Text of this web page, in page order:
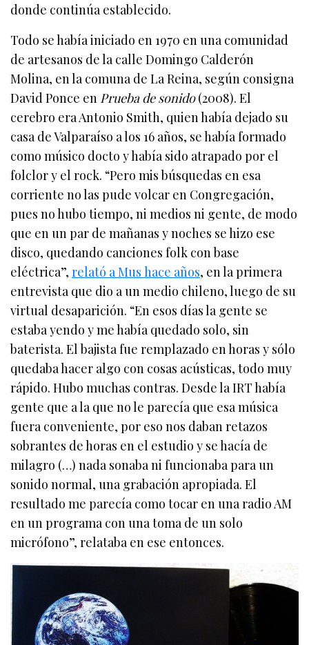
donde continúa establecido.
Todo se había iniciado en 1970 en una comunidad
de artesanos de la calle Domingo Calderón
Molina, en la comuna de La Reina, según consigna
David Ponce en Prueba de sonido(2008). El
cerebro era Antonio Smith, quien había dejado su
casa de Valparaíso a los 16 años, se había formado
como músico docto y había sido atrapado por el
folclor y el rock. “Pero mis búsquedas en esa
corriente no las pude volcar en Congregación,
pues no hubo tiempo, ni medios ni gente, de modo
que en un par de mañanas y noches se hizo ese
disco, quedando canciones folk con base
eléctrica”,relató a Mus hace años, en la primera
entrevista que dio a un medio chileno, luego de su
virtual desaparición. “En esos días la gente se
estaba yendo y me había quedado solo, sin
baterista. El bajista fue remplazado en horas y sólo
quedaba hacer algo con cosas acústicas, todo muy
rápido. Hubo muchas contras. Desde la IRT había
gente que a la que no le parecía que esa música
fuera conveniente, por eso nos daban retazos
sobrantes de horas en el estudio y se hacía de
milagro (…) nada sonaba ni funcionaba para un
sonido normal, una grabación apropiada. El
resultado me parecía como tocar en una radio AM
en un programa con una toma de un solo
micrófono”, relataba en ese entonces.